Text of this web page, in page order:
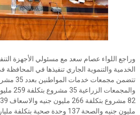
وراجع اللواء عصام سعد مع مسئولي الأجهزة
الخدمية والتنموية الجاري تنفيذها في